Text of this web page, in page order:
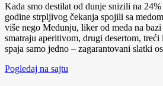
Kada smo destilat od dunje snizili na
godine strpljivog čekanja spojili sa
više nego Medunju, liker od meda na
smatraju aperitivom, drugi desertom, treći
spaja samo jedno – zagarantovani slatki
Pogledaj na sajtu